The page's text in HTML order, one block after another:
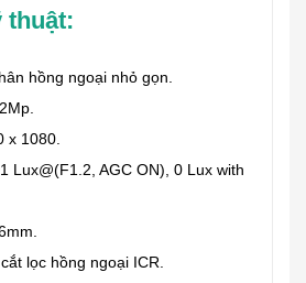
thuật:
hồng ngoại nhỏ gọn.
x 1080.
Lux@(F1.2, AGC ON), 0 Lux with
lọc hồng ngoại ICR.